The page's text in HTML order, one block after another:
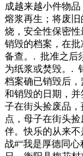
成越来越小件物
熔浆再生；将废
烧，安全性保密
销毁的档案，在
备查。. 批准之后
为纸浆或焚毁。.
档案确已销毁后
和销毁的日期，
子在街头捡废品
点，母子在街头
伴。快乐的从来
战#“我是厚德同